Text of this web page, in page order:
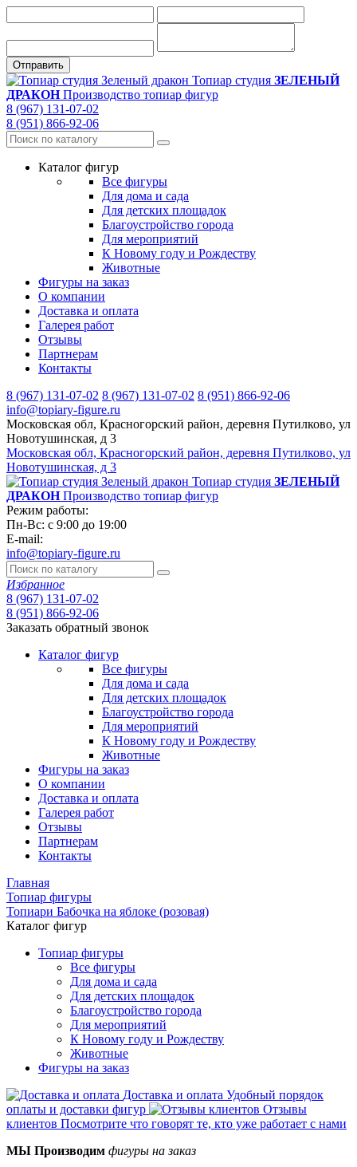
Топиар студия ЗЕЛЕНЫЙ
ДРАКОНПроизводство топиар фигур
8 (967) 131-07-02
8 (951) 866-92-06
Каталог фигур
Все фигуры
Для дома и сада
Для детских площадок
Благоустройство города
Для мероприятий
К Новому году и Рождеству
Животные
Фигуры на заказ
О компании
Доставка и оплата
Галерея работ
Отзывы
Партнерам
Контакты
8 (967) 131-07-02 8 (967) 131-07-02 8 (951) 866-92-06
info@topiary-figure.ru
Московская обл, Красногорский район, деревня Путилково, ул
Новотушинская, д 3
Московская обл, Красногорский район, деревня Путилково, ул
Новотушинская, д 3
Топиар студия ЗЕЛЕНЫЙ
ДРАКОНПроизводство топиар фигур
Режим работы:
Пн-Вс: с 9:00 до 19:00
E-mail:
info@topiary-figure.ru
Избранное
8 (967) 131-07-02
8 (951) 866-92-06
Заказать обратный звонок
Каталог фигур
Все фигуры
Для дома и сада
Для детских площадок
Благоустройство города
Для мероприятий
К Новому году и Рождеству
Животные
Фигуры на заказ
О компании
Доставка и оплата
Галерея работ
Отзывы
Партнерам
Контакты
Главная
Топиар фигуры
Топиари Бабочка на яблоке (розовая)
Каталог фигур
Топиар фигуры
Все фигуры
Для дома и сада
Для детских площадок
Благоустройство города
Для мероприятий
К Новому году и Рождеству
Животные
Фигуры на заказ
Доставка и оплата Удобный порядок
оплаты и доставки фигур
Отзывы
клиентов Посмотрите что говорят те, кто уже работает с нами
МЫ Производим фигуры на заказ